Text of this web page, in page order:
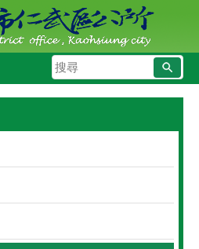
搜
尋